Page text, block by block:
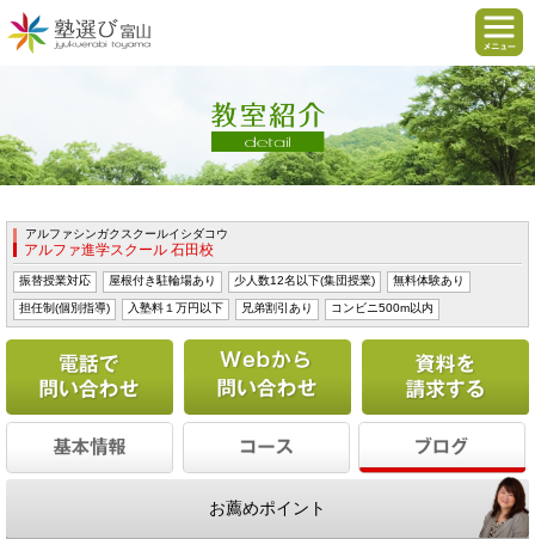
アルファシンガクスクールイシダコウ
アルファ進学スクール 石田校
振替授業対応 屋根付き駐輪場あり 少人数12名以下(集団授業) 無料体験あり
担任制(個別指導) 入塾料１万円以下 兄弟割引あり コンビニ500m以内
電話で問い合わせる Webから問い合わせ
お薦めポイント